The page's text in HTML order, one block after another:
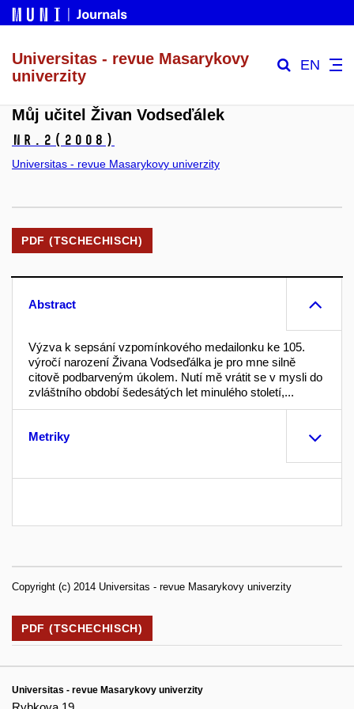
Universitas - revue Masarykovy
univerzity
EN
Můj učitel Živan Vodseďálek
Nr.2 (2008)
Universitas - revue Masarykovy univerzity
PDF (TSCHECHISCH)
Abstract
Výzva k sepsání vzpomínkového medailonku ke 105.
výročí narození Živana Vodseďálka je pro mne silně
citově podbarveným úkolem. Nutí mě vrátit se v mysli do
zvláštního období šedesátých let minulého století,...
Metriky
Copyright (c) 2014 Universitas - revue Masarykovy univerzity
PDF (TSCHECHISCH)
Universitas - revue Masarykovy univerzity